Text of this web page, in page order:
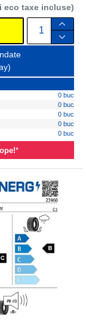
eco taxe incluse)
0 buc
0 buc
0 buc
0 buc
0 buc
*